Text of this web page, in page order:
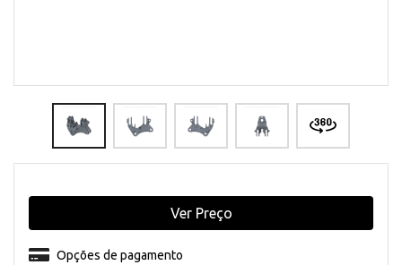
Opções de pagamento
Ver Preço